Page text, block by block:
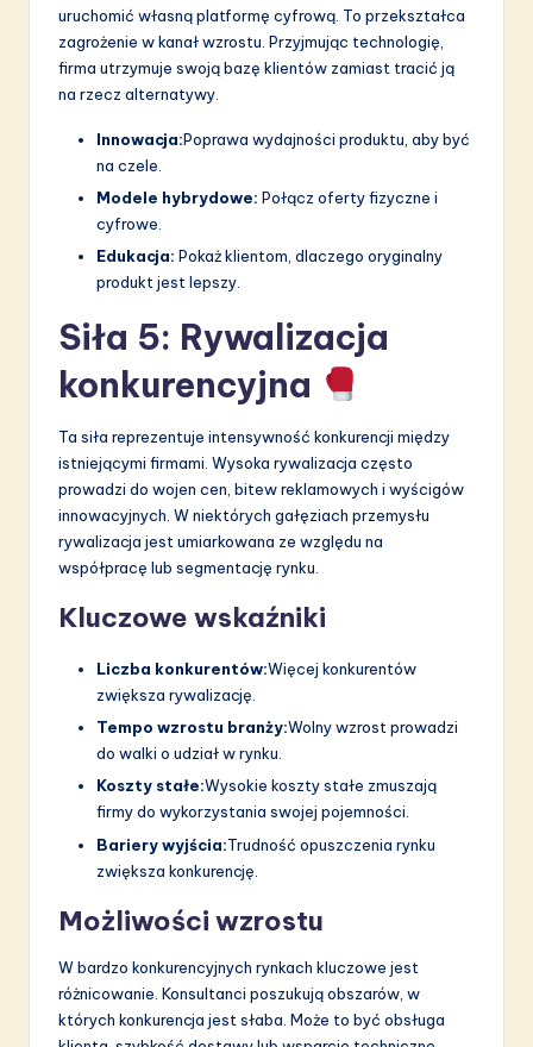
uruchomić własną platformę cyfrową. To przekształca
zagrożenie w kanał wzrostu. Przyjmując technologię,
firma utrzymuje swoją bazę klientów zamiast tracić ją
na rzecz alternatywy.
Innowacja:Poprawa wydajności produktu, aby być
na czele.
Modele hybrydowe: Połącz oferty fizyczne i
cyfrowe.
Edukacja: Pokaż klientom, dlaczego oryginalny
produkt jest lepszy.
Siła 5: Rywalizacja
konkurencyjna
Ta siła reprezentuje intensywność konkurencji między
istniejącymi firmami. Wysoka rywalizacja często
prowadzi do wojen cen, bitew reklamowych i wyścigów
innowacyjnych. W niektórych gałęziach przemysłu
rywalizacja jest umiarkowana ze względu na
współpracę lub segmentację rynku.
Kluczowe wskaźniki
Liczba konkurentów:Więcej konkurentów
zwiększa rywalizację.
Tempo wzrostu branży:Wolny wzrost prowadzi
do walki o udział w rynku.
Koszty stałe:Wysokie koszty stałe zmuszają
firmy do wykorzystania swojej pojemności.
Bariery wyjścia:Trudność opuszczenia rynku
zwiększa konkurencję.
Możliwości wzrostu
W bardzo konkurencyjnych rynkach kluczowe jest
różnicowanie. Konsultanci poszukują obszarów, w
których konkurencja jest słaba. Może to być obsługa